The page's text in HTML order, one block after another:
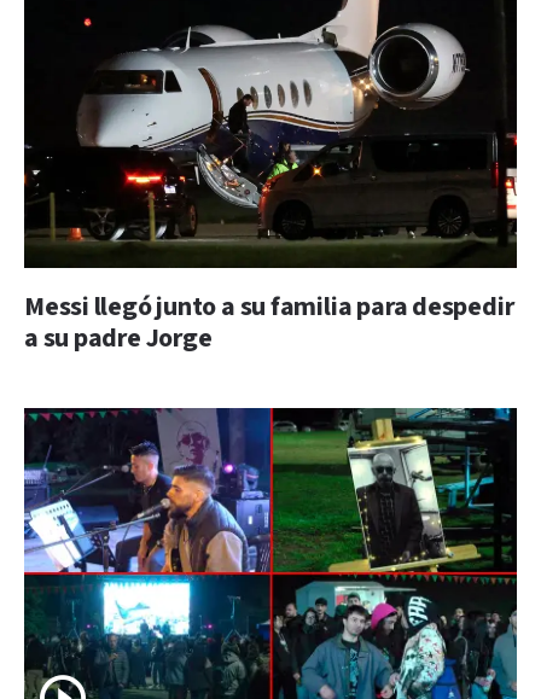
Messi llegó junto a su familia para despedir
a su padre Jorge